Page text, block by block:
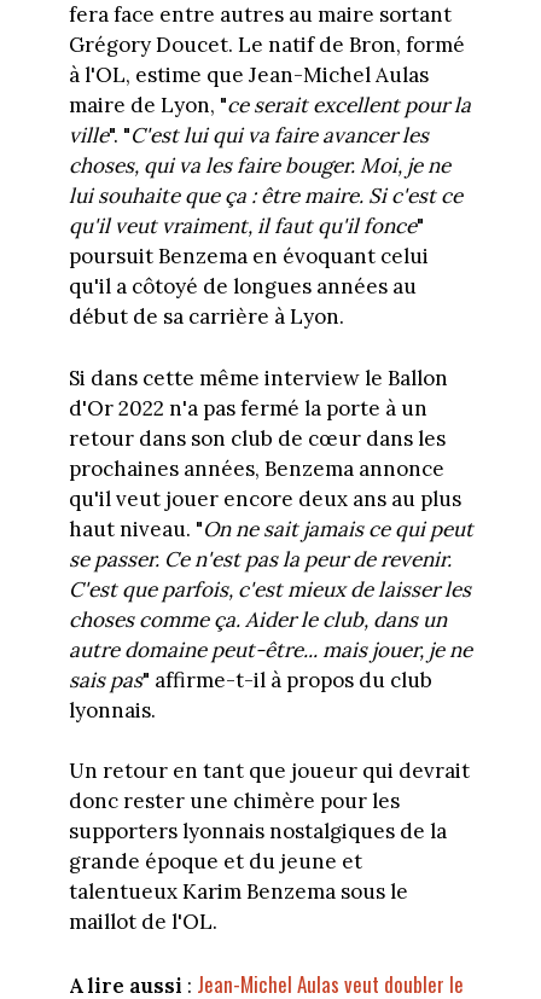
fera face entre autres au maire sortant
Grégory Doucet. Le natif de Bron, formé
à l'OL, estime que Jean-Michel Aulas
maire de Lyon, "ce serait excellent pour la
ville". "C'est lui qui va faire avancer les
choses, qui va les faire bouger. Moi, je ne
lui souhaite que ça : être maire. Si c'est ce
qu'il veut vraiment, il faut qu'il fonce"
poursuit Benzema en évoquant celui
qu'il a côtoyé de longues années au
début de sa carrière à Lyon.
Si dans cette même interview le Ballon
d'Or 2022 n'a pas fermé la porte à un
retour dans son club de cœur dans les
prochaines années, Benzema annonce
qu'il veut jouer encore deux ans au plus
haut niveau. "On ne sait jamais ce qui peut
se passer. Ce n'est pas la peur de revenir.
C'est que parfois, c'est mieux de laisser les
choses comme ça. Aider le club, dans un
autre domaine peut-être... mais jouer, je ne
sais pas" affirme-t-il à propos du club
lyonnais.
Un retour en tant que joueur qui devrait
donc rester une chimère pour les
supporters lyonnais nostalgiques de la
grande époque et du jeune et
talentueux Karim Benzema sous le
maillot de l'OL.
A lire aussi : Jean-Michel Aulas veut doubler le